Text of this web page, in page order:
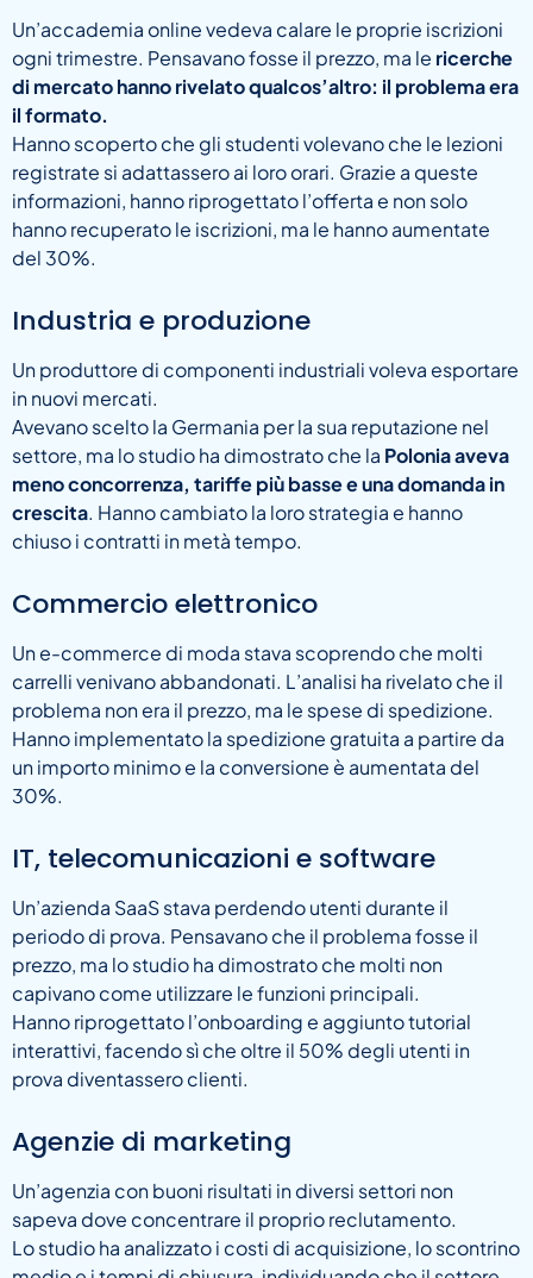
Un’accademia online vedeva calare le proprie iscrizioni
ogni trimestre. Pensavano fosse il prezzo, ma le ricerche
di mercato hanno rivelato qualcos’altro: il problema era
il formato.
Hanno scoperto che gli studenti volevano che le lezioni
registrate si adattassero ai loro orari. Grazie a queste
informazioni, hanno riprogettato l’offerta e non solo
hanno recuperato le iscrizioni, ma le hanno aumentate
del 30%.
Industria e produzione
Un produttore di componenti industriali voleva esportare
in nuovi mercati.
Avevano scelto la Germania per la sua reputazione nel
settore, ma lo studio ha dimostrato che la Polonia aveva
meno concorrenza, tariffe più basse e una domanda in
crescita. Hanno cambiato la loro strategia e hanno
chiuso i contratti in metà tempo.
Commercio elettronico
Un e-commerce di moda stava scoprendo che molti
carrelli venivano abbandonati. L’analisi ha rivelato che il
problema non era il prezzo, ma le spese di spedizione.
Hanno implementato la spedizione gratuita a partire da
un importo minimo e la conversione è aumentata del
30%.
IT, telecomunicazioni e software
Un’azienda SaaS stava perdendo utenti durante il
periodo di prova. Pensavano che il problema fosse il
prezzo, ma lo studio ha dimostrato che molti non
capivano come utilizzare le funzioni principali.
Hanno riprogettato l’onboarding e aggiunto tutorial
interattivi, facendo sì che oltre il 50% degli utenti in
prova diventassero clienti.
Agenzie di marketing
Un’agenzia con buoni risultati in diversi settori non
sapeva dove concentrare il proprio reclutamento.
Lo studio ha analizzato i costi di acquisizione, lo scontrino